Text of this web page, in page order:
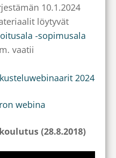
10.1.2024
löytyvät
-sopimusala
vaatii
2024
webina
(28.8.2018)